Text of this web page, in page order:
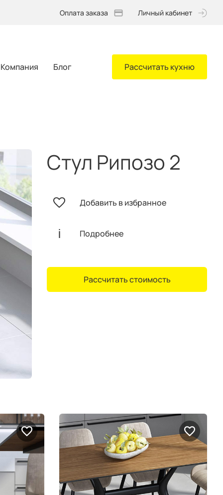
Оплата заказа Личный кабинет
Компания Блог Рассчитать кухню
Стул Рипозо 2
Добавить в избранное
Подробнее
Рассчитать стоимость